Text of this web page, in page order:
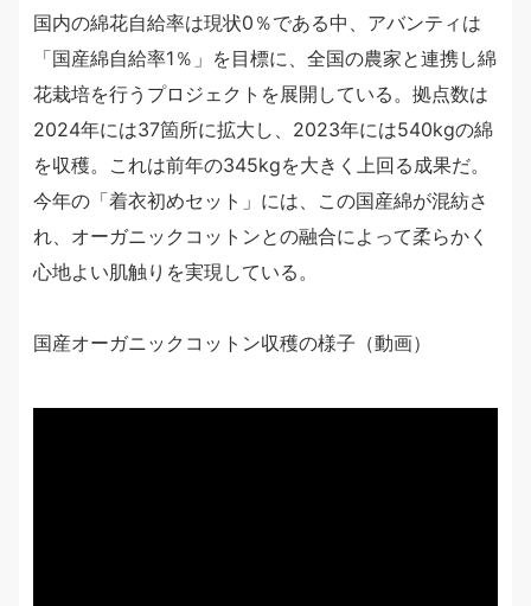
国内の綿花自給率は現状0％である中、アバンティは
「国産綿自給率1％」を目標に、全国の農家と連携し綿
花栽培を行うプロジェクトを展開している。拠点数は
2024年には37箇所に拡大し、2023年には540kgの綿
を収穫。これは前年の345kgを大きく上回る成果だ。
今年の「着衣初めセット」には、この国産綿が混紡さ
れ、オーガニックコットンとの融合によって柔らかく
心地よい肌触りを実現している。
国産オーガニックコットン収穫の様子（動画）